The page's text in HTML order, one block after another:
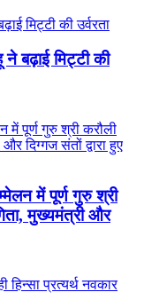
बढ़ाई मिट्टी की
में पूर्ण गुरु श्री
मुख्यमंत्री और